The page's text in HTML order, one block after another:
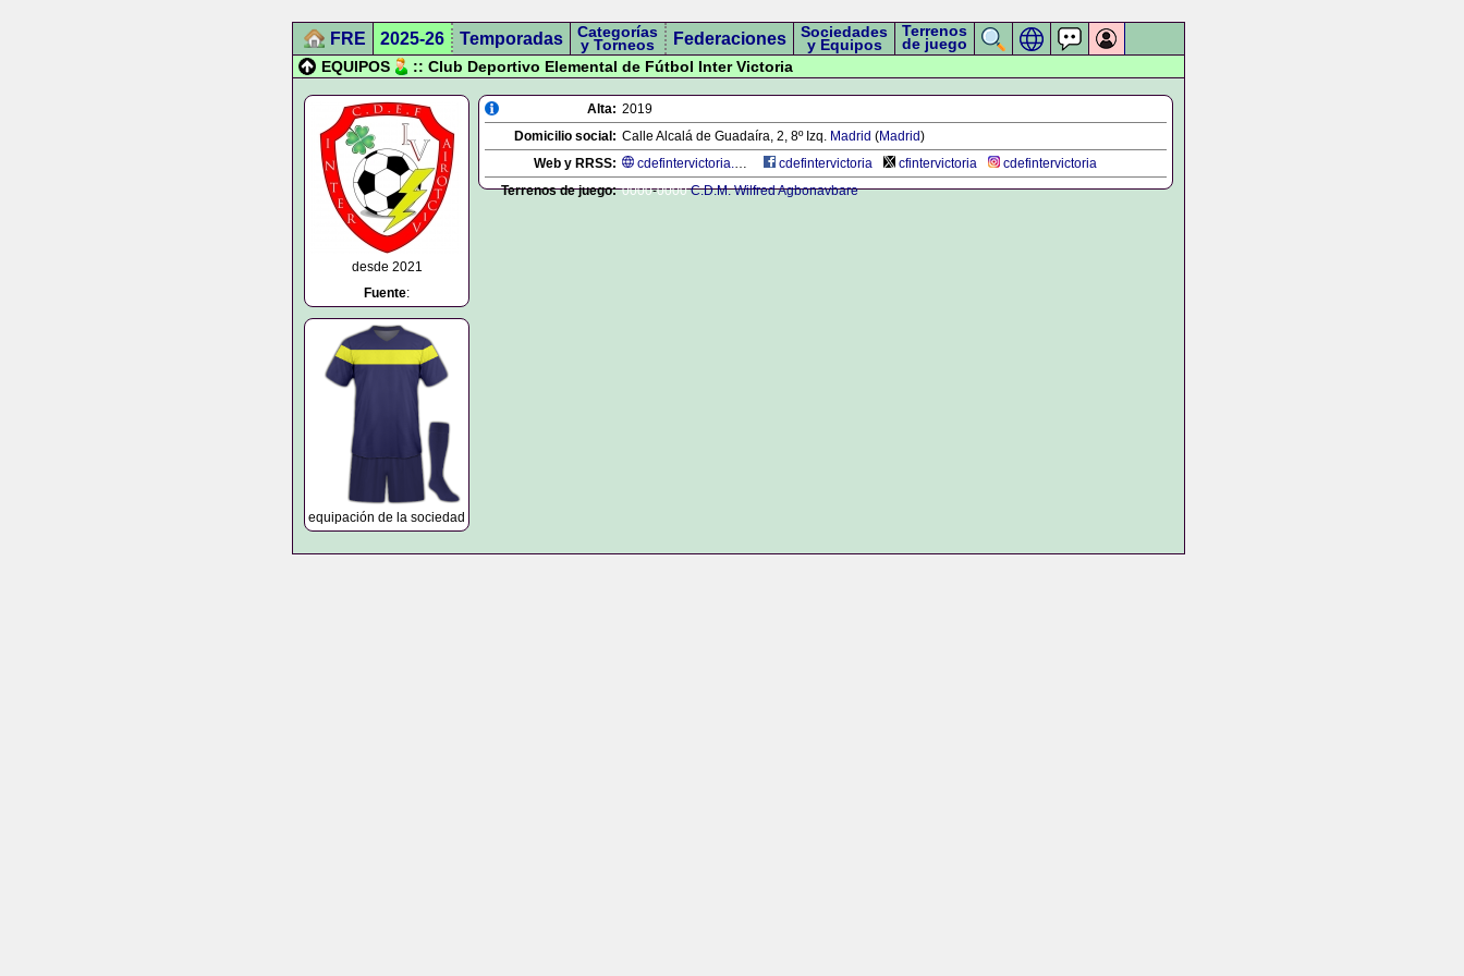
FRE 2025-26 Temporadas Categorías
y Torneos Federaciones Sociedades
y Equipos
Terrenos
de juego
EQUIPOS
:: Club Deportivo Elemental de Fútbol Inter Victoria
desde 2021
Fuente:
equipación de la sociedad
Alta: 2019
Domicilio social: Calle Alcalá de Guadaíra, 2, 8º Izq. Madrid (Madrid)
Web y RRSS:
cdefintervictoria.com cdefintervictoria cfintervictoria
cdefintervictoria
Terrenos de juego: 0000-0000 C.D.M. Wilfred Agbonavbare